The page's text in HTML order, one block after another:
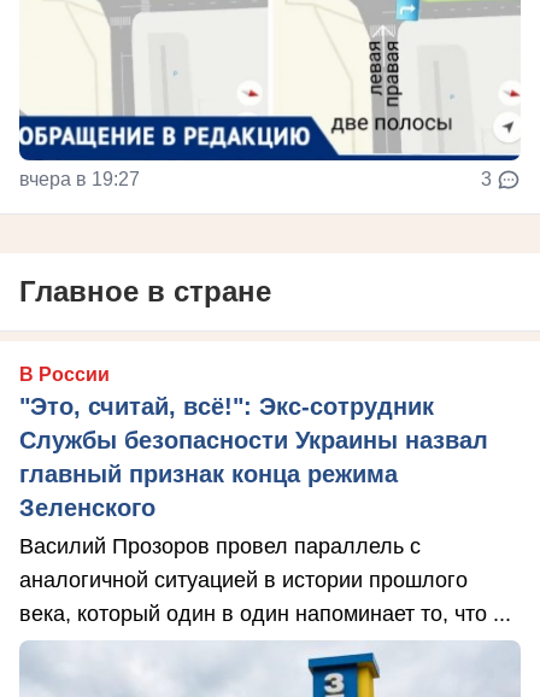
вчера в 19:27 3
Главное в стране
В России
"Это, считай, всё!": Экс-сотрудник
Службы безопасности Украины назвал
главный признак конца режима
Зеленского
Василий Прозоров провел параллель с
аналогичной ситуацией в истории прошлого
века, который один в один напоминает то, что ...